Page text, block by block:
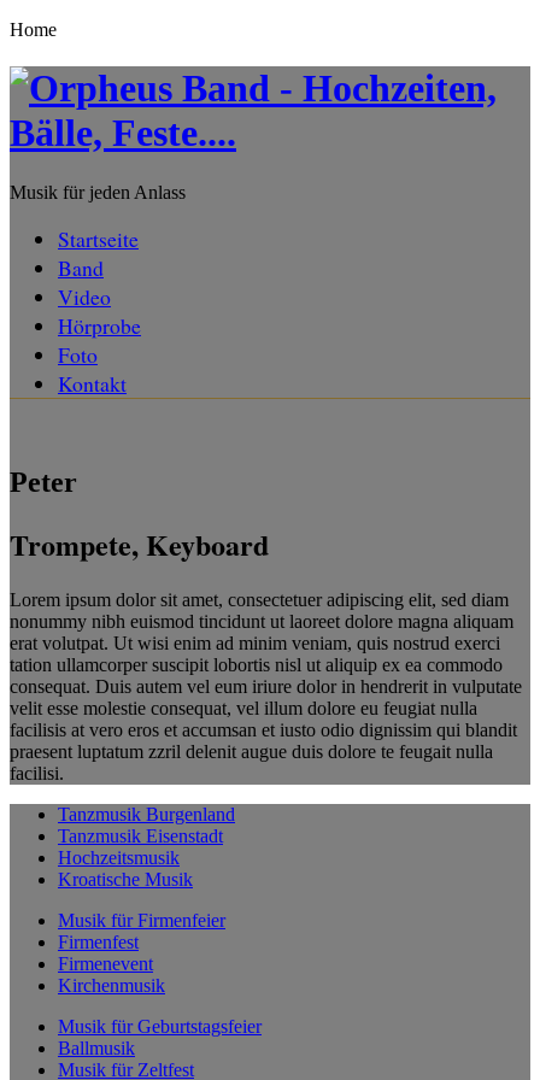
Home
Musik für jeden Anlass
Startseite
Band
Video
Hörprobe
Foto
Kontakt
Peter
Trompete, Keyboard
Lorem ipsum dolor sit amet, consectetuer adipiscing elit, sed diam
nonummy nibh euismod tincidunt ut laoreet dolore magna aliquam
erat volutpat. Ut wisi enim ad minim veniam, quis nostrud exerci
tation ullamcorper suscipit lobortis nisl ut aliquip ex ea commodo
consequat. Duis autem vel eum iriure dolor in hendrerit in vulputate
velit esse molestie consequat, vel illum dolore eu feugiat nulla
facilisis at vero eros et accumsan et iusto odio dignissim qui blandit
praesent luptatum zzril delenit augue duis dolore te feugait nulla
facilisi.
Tanzmusik Burgenland
Tanzmusik Eisenstadt
Hochzeitsmusik
Kroatische Musik
Musik für Firmenfeier
Firmenfest
Firmenevent
Kirchenmusik
Musik für Geburtstagsfeier
Ballmusik
Musik für Zeltfest